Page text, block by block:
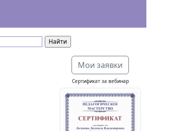
Мои заявки
Сертификат за вебинар